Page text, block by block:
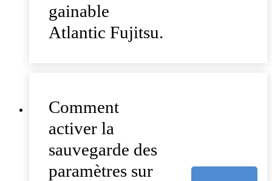
gainable
Atlantic Fujitsu.
Comment
activer la
sauvegarde des
paramètres sur